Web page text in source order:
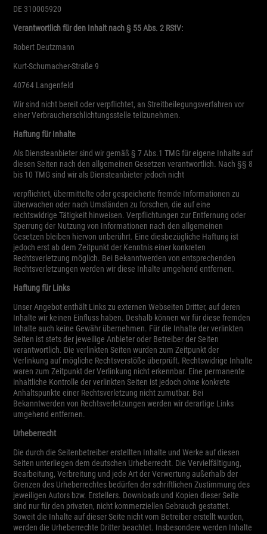
DE 310005920
Verantwortlich für den Inhalt nach § 55 Abs. 2 RStV:
Robert Deutzmann
Kurt-Schumacher-Straße 9
40764 Langenfeld
Wir sind nicht bereit oder verpflichtet, an Streitbeilegungsverfahren vor
einer Verbraucherschlichtungsstelle teilzunehmen.
Haftung für Inhalte
Als Diensteanbieter sind wir gemäß § 7 Abs.1 TMG für eigene Inhalte auf
diesen Seiten nach den allgemeinen Gesetzen verantwortlich. Nach §§ 8
bis 10 TMG sind wir als Diensteanbieter jedoch nicht
verpflichtet, übermittelte oder gespeicherte fremde Informationen zu
überwachen oder nach Umständen zu forschen, die auf eine
rechtswidrige Tätigkeit hinweisen. Verpflichtungen zur Entfernung oder
Sperrung der Nutzung von Informationen nach den allgemeinen
Gesetzen bleiben hiervon unberührt. Eine diesbezügliche Haftung ist
jedoch erst ab dem Zeitpunkt der Kenntnis einer konkreten
Rechtsverletzung möglich. Bei Bekanntwerden von entsprechenden
Rechtsverletzungen werden wir diese Inhalte umgehend entfernen.
Haftung für Links
Unser Angebot enthält Links zu externen Webseiten Dritter, auf deren
Inhalte wir keinen Einfluss haben. Deshalb können wir für diese fremden
Inhalte auch keine Gewähr übernehmen. Für die Inhalte der verlinkten
Seiten ist stets der jeweilige Anbieter oder Betreiber der Seiten
verantwortlich. Die verlinkten Seiten wurden zum Zeitpunkt der
Verlinkung auf mögliche Rechtsverstöße überprüft. Rechtswidrige Inhalte
waren zum Zeitpunkt der Verlinkung nicht erkennbar. Eine permanente
inhaltliche Kontrolle der verlinkten Seiten ist jedoch ohne konkrete
Anhaltspunkte einer Rechtsverletzung nicht zumutbar. Bei
Bekanntwerden von Rechtsverletzungen werden wir derartige Links
umgehend entfernen.
Urheberrecht
Die durch die Seitenbetreiber erstellten Inhalte und Werke auf diesen
Seiten unterliegen dem deutschen Urheberrecht. Die Vervielfältigung,
Bearbeitung, Verbreitung und jede Art der Verwertung außerhalb der
Grenzen des Urheberrechtes bedürfen der schriftlichen Zustimmung des
jeweiligen Autors bzw. Erstellers. Downloads und Kopien dieser Seite
sind nur für den privaten, nicht kommerziellen Gebrauch gestattet.
Soweit die Inhalte auf dieser Seite nicht vom Betreiber erstellt wurden,
werden die Urheberrechte Dritter beachtet. Insbesondere werden Inhalte
Datenschutzeinstellungen
Essenziell (1)
Essenzielle Cookies ermöglichen grundlegende Funktionen und sind für die
Externe Medien (5)
Inhalte von Videoplattformen und Social-Media-Plattformen werden
standardmäßig blockiert. Wenn Cookies von externen Medien akzeptiert werden,
bedarf der Zugriff auf diese Inhalte keiner manuellen Einwilligung mehr.
Cookie-Informationen anzeigen
Datenschutzerklärung